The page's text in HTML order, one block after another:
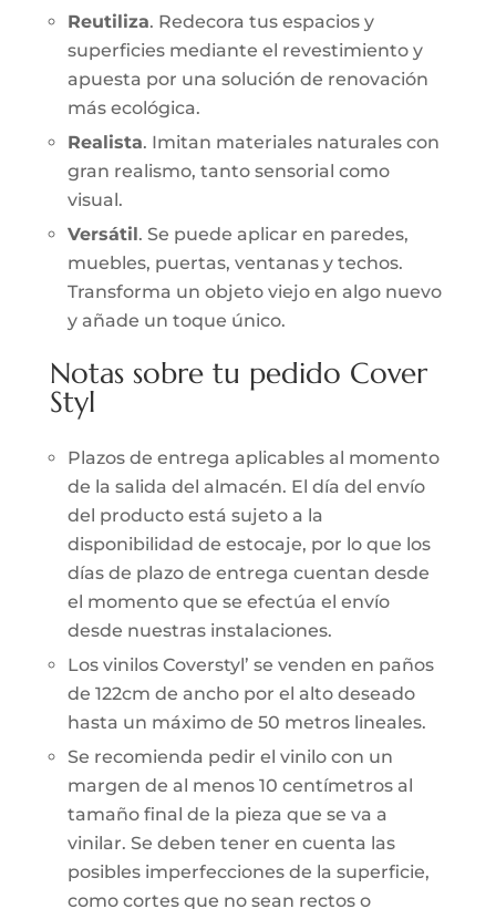
Reutiliza. Redecora tus espacios y
superficies mediante el revestimiento y
apuesta por una solución de renovación
más ecológica.
Realista. Imitan materiales naturales con
gran realismo, tanto sensorial como
visual.
Versátil . Se puede aplicar en paredes,
muebles, puertas, ventanas y techos.
Transforma un objeto viejo en algo nuevo
y añade un toque único.
Notas sobre tu pedido Cover
Styl
Plazos de entrega aplicables al momento
de la salida del almacén. El día del envío
del producto está sujeto a la
disponibilidad de estocaje, por lo que los
días de plazo de entrega cuentan desde
el momento que se efectúa el envío
desde nuestras instalaciones.
Los vinilos Coverstyl’ se venden en paños
de 122cm de ancho por el alto deseado
hasta un máximo de 50 metros lineales.
Se recomienda pedir el vinilo con un
margen de al menos 10 centímetros al
tamaño final de la pieza que se va a
vinilar. Se deben tener en cuenta las
posibles imperfecciones de la superficie,
como cortes que no sean rectos o